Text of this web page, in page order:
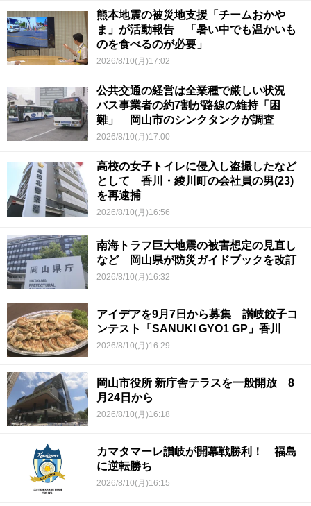
熊本地震の被災地支援「チームおかや
ま」が活動報告 「暑い中でも温かいも
のを食べるのが必要」
2026/8/10(月)17:02
公共交通の経営は全業種で厳しい状況
バス事業者の約7割が路線の維持「困
難」 岡山市のシンクタンクが調査
2026/8/10(月)17:00
高校の女子トイレに侵入し盗撮したなど
として 香川・綾川町の会社員の男(23)
を再逮捕
2026/8/10(月)16:56
南海トラフ巨大地震の被害想定の見直し
など 岡山県が防災ガイドブックを改訂
2026/8/10(月)16:32
アイデアを9月7日から募集 讃岐餃子コ
ンテスト「SANUKI GYO1 GP」香川
2026/8/10(月)16:29
岡山市役所 新庁舎テラスを一般開放 8
月24日から
2026/8/10(月)16:18
カマタマーレ讃岐が開幕戦勝利！ 福島
に逆転勝ち
2026/8/10(月)16:15